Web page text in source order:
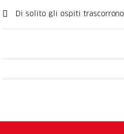
Di solito gli ospiti trascorrono